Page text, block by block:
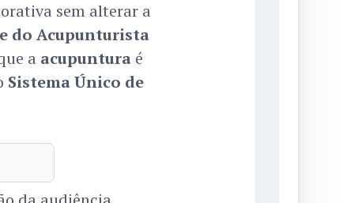
sem alterar a
do Acupunturista
a acupunturaé
Sistema Único de